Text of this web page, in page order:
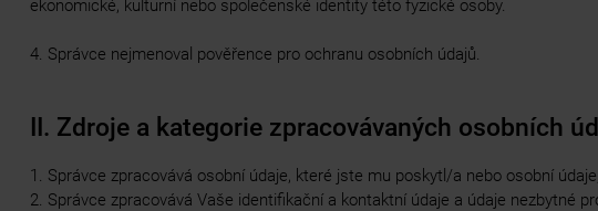
ekonomické, kulturní nebo společenské identity této fyzické osoby.
4. Správce nejmenoval pověřence pro ochranu osobních údajů.
II. Zdroje a kategorie zpracovávaných osobních
1. Správce zpracovává osobní údaje, které jste mu poskytl/a nebo osobní
2. Správce zpracovává Vaše identifikační a kontaktní údaje a údaje nezbytné